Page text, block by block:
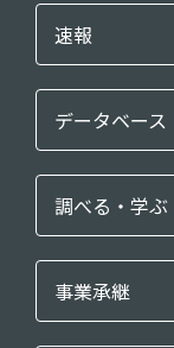
速報
データベース
調べる・学ぶ
事業承継